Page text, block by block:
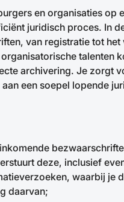
en organisaties
juridisch proces. In
van registratie tot
archivering. Je zorgt
een soepel lopende
deze, inclusief
waarbij je
daarvan;